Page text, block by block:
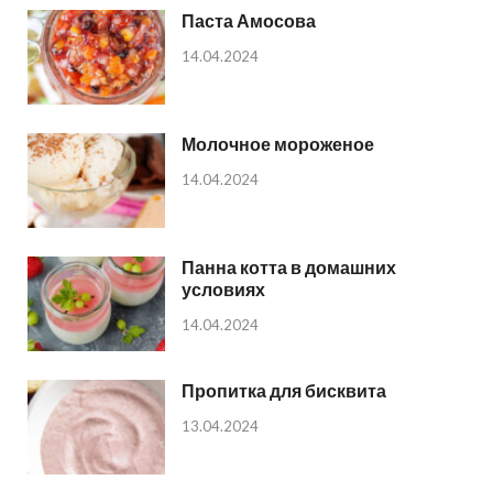
Паста Амосова
14.04.2024
Молочное мороженое
14.04.2024
Панна котта в домашних
условиях
14.04.2024
Пропитка для бисквита
13.04.2024